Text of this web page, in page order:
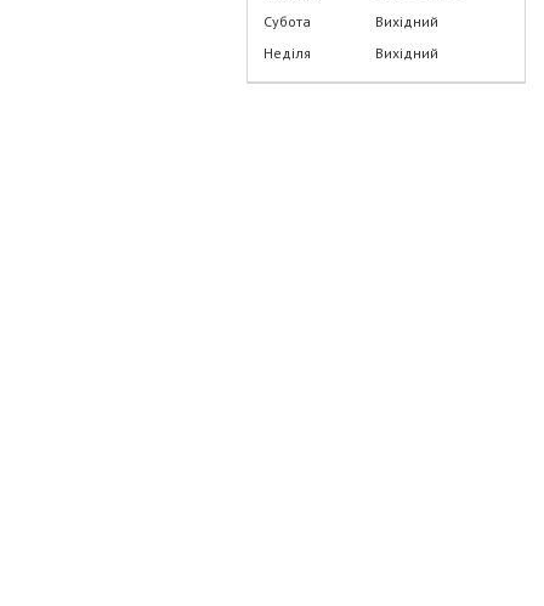
Субота
Вихідний
Неділя
Вихідний